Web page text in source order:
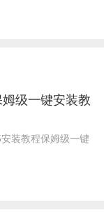
级一键安装教
装教程保姆级一键